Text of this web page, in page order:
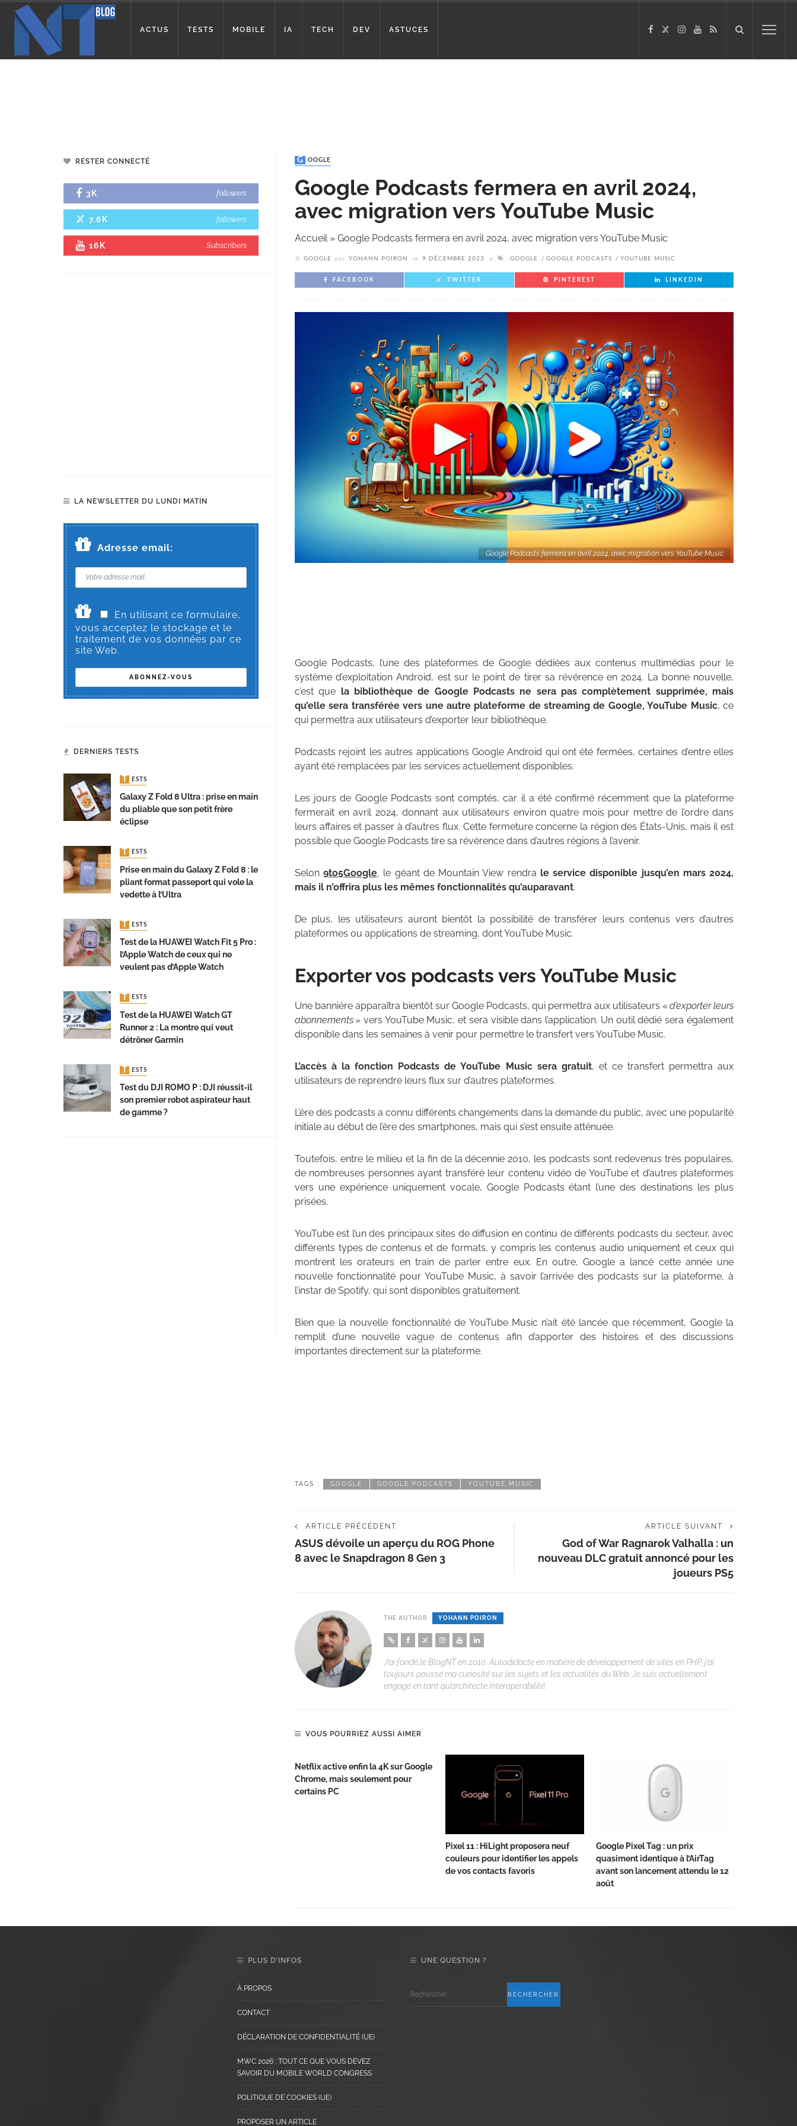
ACTUS TESTS MOBILE IA TECH DEV ASTUCES
GOOGLE
Google Podcasts fermera en avril 2024,
avec migration vers YouTube Music
Accueil» Google Podcasts fermera en avril 2024, avec migration vers YouTube Music
GOOGLE par YOHANN POIRON le 9 DÉCEMBRE 2023 GOOGLE GOOGLE PODCASTS YOUTUBE MUSIC
FACEBOOK TWITTER PINTEREST LINKEDIN
Google Podcasts fermera en avril 2024, avec migration vers YouTube Music
Google Podcasts, l’une des plateformes de Google dédiées aux contenus multimédias pour le
système d’exploitation Android, est sur le point de tirer sa révérence en 2024. La bonne nouvelle,
c’est que la bibliothèque de Google Podcasts ne sera pas complètement supprimée, mais
qu’elle sera transférée vers une autre plateforme de streaming de Google, YouTube Music, ce
qui permettra aux utilisateurs d’exporter leur bibliothèque.
Podcasts rejoint les autres applications Google Android qui ont été fermées, certaines d’entre elles
ayant été remplacées par les services actuellement disponibles.
Les jours de Google Podcasts sont comptés, car il a été confirmé récemment que la plateforme
fermerait en avril 2024, donnant aux utilisateurs environ quatre mois pour mettre de l’ordre dans
leurs affaires et passer à d’autres flux. Cette fermeture concerne la région des États-Unis, mais il est
possible que Google Podcasts tire sa révérence dans d’autres régions à l’avenir.
Selon9to5Google, le géant de Mountain View rendra le service disponible jusqu’en mars 2024,
mais il n’offrira plus les mêmes fonctionnalités qu’auparavant.
De plus, les utilisateurs auront bientôt la possibilité de transférer leurs contenus vers d’autres
plateformes ou applications de streaming, dont YouTube Music.
Exporter vos podcasts vers YouTube Music
Une bannière apparaîtra bientôt sur Google Podcasts, qui permettra aux utilisateurs «d’exporter leurs
abonnements » vers YouTube Music, et sera visible dans l’application. Un outil dédié sera également
disponible dans les semaines à venir pour permettre le transfert vers YouTube Music.
L’accès à la fonction Podcasts de YouTube Music sera gratuit, et ce transfert permettra aux
utilisateurs de reprendre leurs flux sur d’autres plateformes.
L’ère des podcasts a connu différents changements dans la demande du public, avec une popularité
initiale au début de l’ère des smartphones, mais qui s’est ensuite atténuée.
Toutefois, entre le milieu et la fin de la décennie 2010, les podcasts sont redevenus très populaires,
de nombreuses personnes ayant transféré leur contenu vidéo de YouTube et d’autres plateformes
vers une expérience uniquement vocale, Google Podcasts étant l’une des destinations les plus
prisées.
YouTube est l’un des principaux sites de diffusion en continu de différents podcasts du secteur, avec
différents types de contenus et de formats, y compris les contenus audio uniquement et ceux qui
montrent les orateurs en train de parler entre eux. En outre, Google a lancé cette année une
nouvelle fonctionnalité pour YouTube Music, à savoir l’arrivée des podcasts sur la plateforme, à
l’instar de Spotify, qui sont disponibles gratuitement.
Bien que la nouvelle fonctionnalité de YouTube Music n’ait été lancée que récemment, Google la
remplit d’une nouvelle vague de contenus afin d’apporter des histoires et des discussions
importantes directement sur la plateforme.
TAGS : GOOGLE GOOGLE PODCASTS YOUTUBE MUSIC
ARTICLE PRÉCÉDENT
ASUS dévoile un aperçu du ROG Phone
8 avec le Snapdragon 8 Gen 3
ARTICLE SUIVANT
God of War Ragnarok Valhalla : un
nouveau DLC gratuit annoncé pour les
joueurs PS5
THE AUTHOR YOHANN POIRON
J’ai fondé le BlogNT en 2010. Autodidacte en matière de développement de sites en PHP, j’ai
toujours poussé ma curiosité sur les sujets et les actualités du Web. Je suis actuellement
engagé en tant qu’architecte interopérabilité.
VOUS POURRIEZ AUSSI AIMER
Netflix active enfin la 4K sur Google
Chrome, mais seulement pour
certains PC
Pixel 11 : HiLight proposera neuf
couleurs pour identifier les appels
de vos contacts favoris
Google Pixel Tag : un prix
quasiment identique à l’AirTag
avant son lancement attendu le 12
août
RESTER CONNECTÉ
3K followers
7.6K followers
16K Subscribers
LA NEWSLETTER DU LUNDI MATIN
Adresse email:
En utilisant ce formulaire,
vous acceptez le stockage et le
traitement de vos données par ce
site Web.
DERNIERS TESTS
TESTS
Galaxy Z Fold 8 Ultra : prise en main
du pliable que son petit frère
éclipse
TESTS
Prise en main du Galaxy Z Fold 8 : le
pliant format passeport qui vole la
vedette à l’Ultra
TESTS
Test de la HUAWEI Watch Fit 5 Pro :
l’Apple Watch de ceux qui ne
veulent pas d’Apple Watch
TESTS
Test de la HUAWEI Watch GT
Runner 2 : La montre qui veut
détrôner Garmin
TESTS
Test du DJI ROMO P : DJI réussit-il
son premier robot aspirateur haut
de gamme ?
PLUS D’INFOS
À PROPOS
CONTACT
DÉCLARATION DE CONFIDENTIALITÉ (UE)
MWC 2026 : TOUT CE QUE VOUS DEVEZ
SAVOIR DU MOBILE WORLD CONGRESS
POLITIQUE DE COOKIES (UE)
PROPOSER UN ARTICLE
UNE QUESTION ?